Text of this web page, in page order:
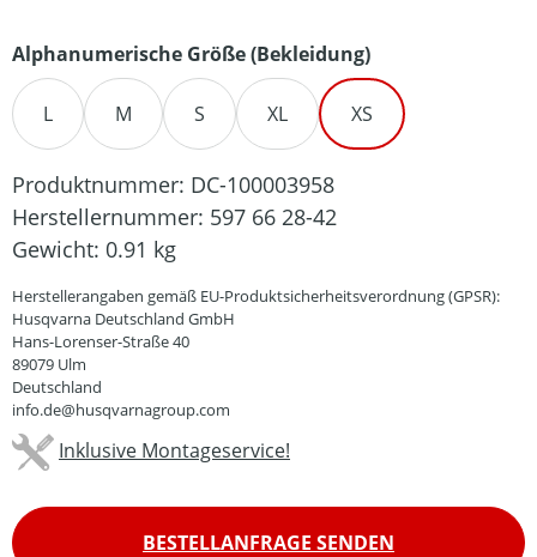
Alphanumerische Größe (Bekleidung)auswählen
L M S XL XS
Produktnummer: DC-100003958
Herstellernummer: 597 66 28-42
Gewicht: 0.91 kg
Herstellerangaben gemäß EU-Produktsicherheitsverordnung (GPSR):
Husqvarna Deutschland GmbH
Hans-Lorenser-Straße 40
89079 Ulm
Deutschland
info.de@husqvarnagroup.com
Inklusive Montageservice!
BESTELLANFRAGE SENDEN